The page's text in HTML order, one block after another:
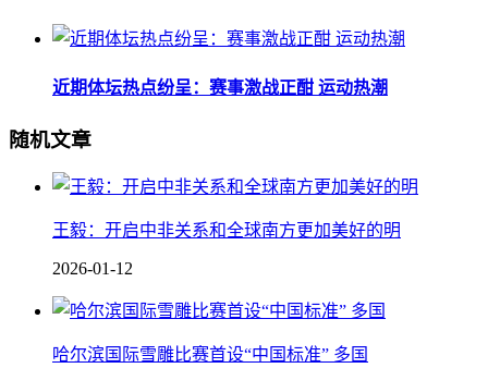
近期体坛热点纷呈：赛事激战正酣 运动热潮
随机文章
王毅：开启中非关系和全球南方更加美好的明
2026-01-12
哈尔滨国际雪雕比赛首设“中国标准” 多国